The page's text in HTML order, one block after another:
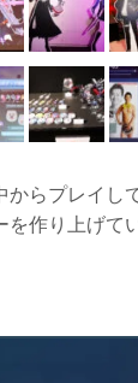
らプレイし
作り上げて